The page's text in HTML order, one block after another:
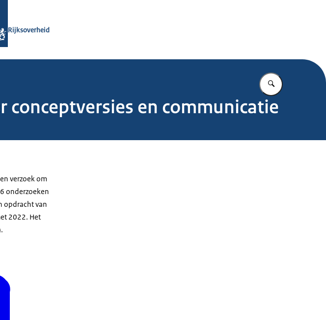
Rijksoverheid
Vul in wat u
en communicatie
verzoek om
onderzoeken
opdracht van
2022. Het